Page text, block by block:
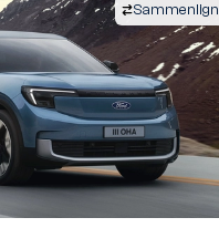
Sammenlign